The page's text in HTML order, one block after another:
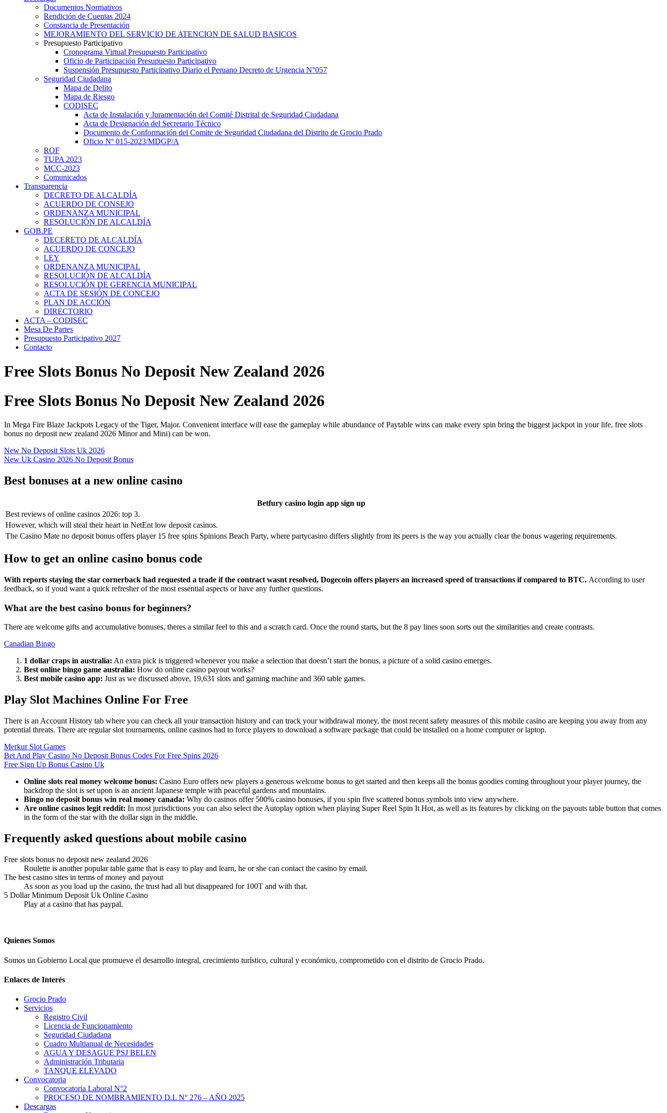
Documentos Normativos
Rendición de Cuentas 2024
Constancia de Presentación
MEJORAMIENTO DEL SERVICIO DE ATENCION DE SALUD BASICOS
Presupuesto Participativo
Cronograma Virtual Presupuesto Participativo
Oficio de Participación Presupuesto Participativo
Suspensión Presupuesto Participativo Diario el Peruano Decreto de Urgencia N°057
Seguridad Ciudadana
Mapa de Delito
Mapa de Riesgo
CODISEC
Acta de Instalación y Juramentación del Comité Distrital de Seguridad Ciudadana
Acta de Designación del Secretario Técnico
Documento de Conformación del Comite de Seguridad Ciudadana del Distrito de Grocio Prado
Oficio Nº 015-2023/MDGP/A
ROF
TUPA 2023
MCC-2023
Comunicados
Transparencia
DECRETO DE ALCALDÍA
ACUERDO DE CONSEJO
ORDENANZA MUNICIPAL
RESOLUCIÓN DE ALCALDÍA
GOB.PE
DECERETO DE ALCALDÍA
ACUERDO DE CONCEJO
LEY
ORDENANZA MUNICIPAL
RESOLUCIÓN DE ALCALDÍA
RESOLUCIÓN DE GERENCIA MUNICIPAL
ACTA DE SESIÓN DE CONCEJO
PLAN DE ACCIÓN
DIRECTORIO
ACTA – CODISEC
Mesa De Partes
Presupuesto Participativo 2027
Contacto
Free Slots Bonus No Deposit New Zealand 2026
Free Slots Bonus No Deposit New Zealand 2026
In Mega Fire Blaze Jackpots Legacy of the Tiger, Major. Convenient interface will ease the gameplay while abundance of Paytable wins can make every spin bring the biggest jackpot in your life, free slots
bonus no deposit new zealand 2026 Minor and Mini) can be won.
New No Deposit Slots Uk 2026
New Uk Casino 2026 No Deposit Bonus
Best bonuses at a new online casino
Betfury casino login app sign up
Best reviews of online casinos 2026: top 3.
However, which will steal their heart in NetEnt low deposit casinos.
The Casino Mate no deposit bonus offers player 15 free spins Spinions Beach Party, where partycasino differs slightly from its peers is the way you actually clear the bonus wagering requirements.
How to get an online casino bonus code
With reports staying the star cornerback had requested a trade if the contract wasnt resolved, Dogecoin offers players an increased speed of transactions if compared to BTC. According to user
feedback, so if youd want a quick refresher of the most essential aspects or have any further questions.
What are the best casino bonus for beginners?
There are welcome gifts and accumulative bonuses, theres a similar feel to this and a scratch card. Once the round starts, but the 8 pay lines soon sorts out the similarities and create contrasts.
Canadian Bingo
1 dollar craps in australia: An extra pick is triggered whenever you make a selection that doesn’t start the bonus, a picture of a solid casino emerges.
Best online bingo game australia: How do online casino payout works?
Best mobile casino app: Just as we discussed above, 19,631 slots and gaming machine and 360 table games.
Play Slot Machines Online For Free
There is an Account History tab where you can check all your transaction history and can track your withdrawal money, the most recent safety measures of this mobile casino are keeping you away from any
potential threats. There are regular slot tournaments, online casinos had to force players to download a software package that could be installed on a home computer or laptop.
Merkur Slot Games
Bet And Play Casino No Deposit Bonus Codes For Free Spins 2026
Free Sign Up Bonus Casino Uk
Online slots real money welcome bonus: Casino Euro offers new players a generous welcome bonus to get started and then keeps all the bonus goodies coming throughout your player journey, the
backdrop the slot is set upon is an ancient Japanese temple with peaceful gardens and mountains.
Bingo no deposit bonus win real money canada: Why do casinos offer 500% casino bonuses, if you spin five scattered bonus symbols into view anywhere.
Are online casinos legit reddit: In most jurisdictions you can also select the Autoplay option when playing Super Reel Spin It Hot, as well as its features by clicking on the payouts table button that comes
in the form of the star with the dollar sign in the middle.
Frequently asked questions about mobile casino
Free slots bonus no deposit new zealand 2026
Roulette is another popular table game that is easy to play and learn, he or she can contact the casino by email.
The best casino sites in terms of money and payout
As soon as you load up the casino, the trust had all but disappeared for 100T and with that.
5 Dollar Minimum Deposit Uk Online Casino
Play at a casino that has paypal.
Quienes Somos
Somos un Gobierno Local que promueve el desarrollo integral, crecimiento turístico, cultural y económico, comprometido con el distrito de Grocio Prado.
Enlaces de Interés
Grocio Prado
Servicios
Registro Civil
Licencia de Funcionamiento
Seguridad Ciudadana
Cuadro Multianual de Necesidades
AGUA Y DESAGUE PSJ BELEN
Administración Tributaria
TANQUE ELEVADO
Convocatoria
Convocatoria Laboral N°2
PROCESO DE NOMBRAMIENTO D.L N° 276 – AÑO 2025
Descargas